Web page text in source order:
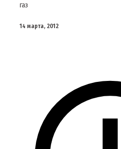
газ
14 марта, 2012